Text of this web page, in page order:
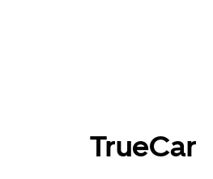
TrueCar